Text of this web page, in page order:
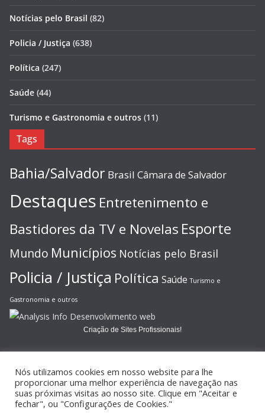
Notícias pelo Brasil (82)
Policia / Justiça (638)
Política (247)
Saúde (44)
Turismo e Gastronomia e outros (11)
Tags
Bahia/Salvador Brasil Câmara de Salvador
Destaques Entretenimento e
Bastidores da TV e Novelas Esporte
Mundo Municípios Notícias pelo Brasil
Policia / Justiça Política Saúde Turismo e
Gastronomia e outros
Criação de Sites Profissionais!
Copyright © 2026JORNAL GAZETA ONLINE
Nós utilizamos cookies em nosso website para lhe
proporcionar uma melhor experiência de navegação nas
suas próximas visitas ao nosso site. Clique em "Aceitar e
fechar", ou "Configurações de Cookies."